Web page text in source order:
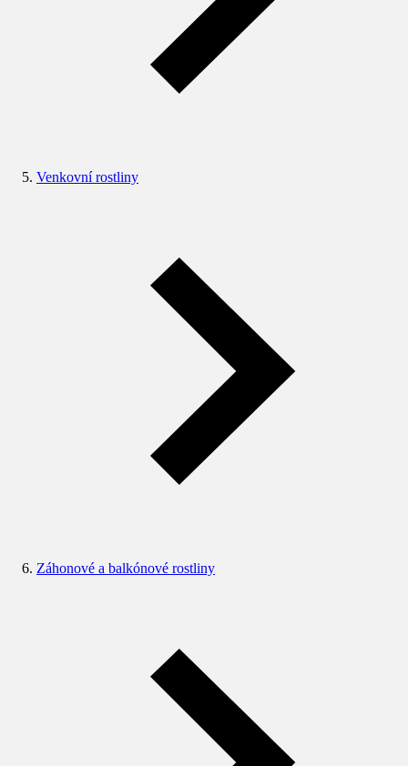
Venkovní rostliny
Záhonové a balkónové rostliny